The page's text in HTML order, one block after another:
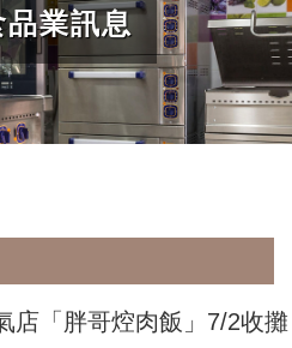
品業訊息
店「胖哥焢肉飯」7/2收攤